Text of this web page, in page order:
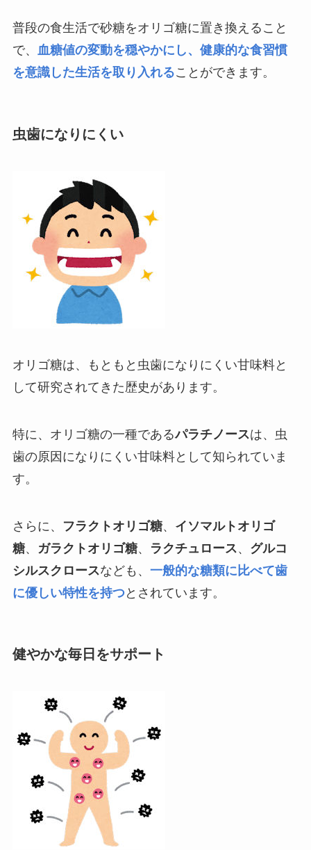
普段の食生活で砂糖をオリゴ糖に置き換えること
で、 血糖値の変動を穏やかにし、健康的な食習慣
を意識した生活を取り入れることができます。
虫歯になりにくい
オリゴ糖は、もともと虫歯になりにくい甘味料と
して研究されてきた歴史があります。
特に、オリゴ糖の一種であるパラチノースは、虫
歯の原因になりにくい甘味料として知られていま
す。
さらに、 フラクトオリゴ糖、 イソマルトオリゴ
糖、 ガラクトオリゴ糖、 ラクチュロース、 グルコ
シルスクロースなども、 一般的な糖類に比べて歯
に優しい特性を持つとされています。
健やかな毎日をサポート